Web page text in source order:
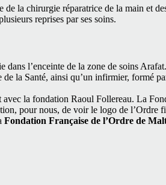
la chirurgie réparatrice de la main et
reprises par ses soins.
l’enceinte de la zone de soins
la Santé, ainsi qu’un infirmier, formé
avec la fondation Raoul Follereau. La
pour nous, de voir le logo de
Fondation Française de l’Ordre de